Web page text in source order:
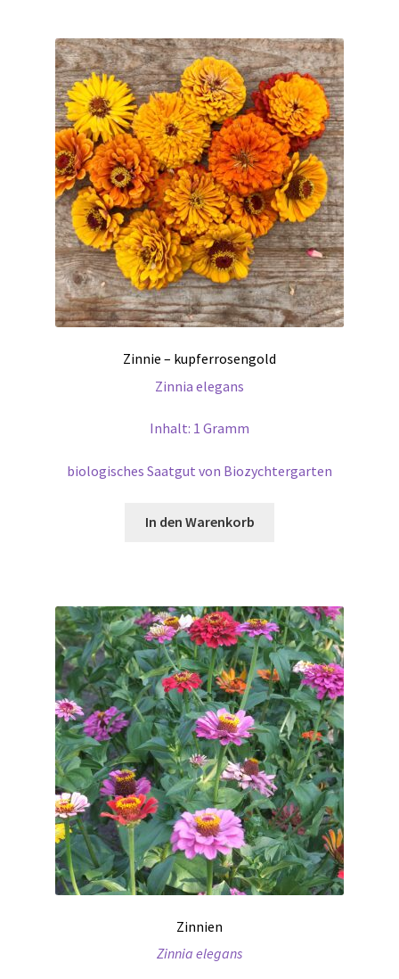
Zinnie – kupferrosengold
Zinnia elegans
Inhalt: 1 Gramm
biologisches Saatgut von Biozychtergarten
In den Warenkorb
Zinnien
Zinnia elegans